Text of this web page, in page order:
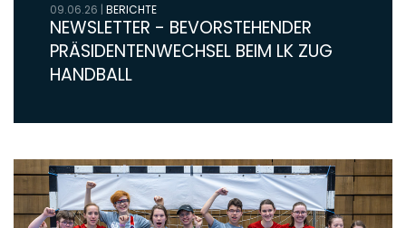
09.06.26 | BERICHTE
NEWSLETTER - BEVORSTEHENDER
PRÄSIDENTENWECHSEL BEIM LK ZUG
HANDBALL